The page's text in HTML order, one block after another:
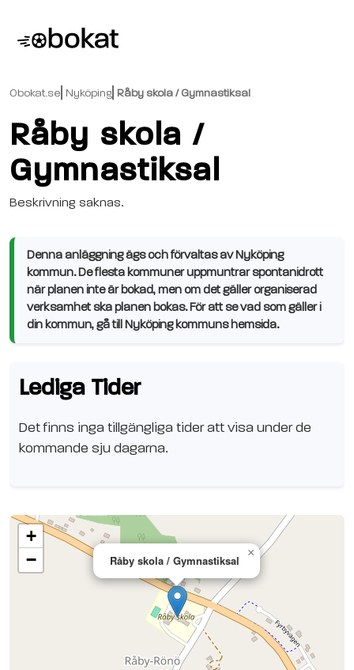
Obokat.se Nyköping Råby skola / Gymnastiksal
Råby skola /
Gymnastiksal
Beskrivning saknas.
Denna anläggning ägs och förvaltas av Nyköping
kommun. De flesta kommuner uppmuntrar spontanidrott
när planen inte är bokad, men om det gäller organiserad
verksamhet ska planen bokas. För att se vad som gäller i
din kommun, gå till Nyköping kommuns hemsida.
Lediga Tider
Det finns inga tillgängliga tider att visa under de
kommande sju dagarna.
Råby skola / Gymnastiksal
×
+
−